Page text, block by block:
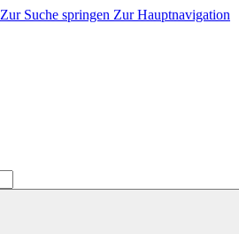
Zur Suche springen Zur Hauptnavigation